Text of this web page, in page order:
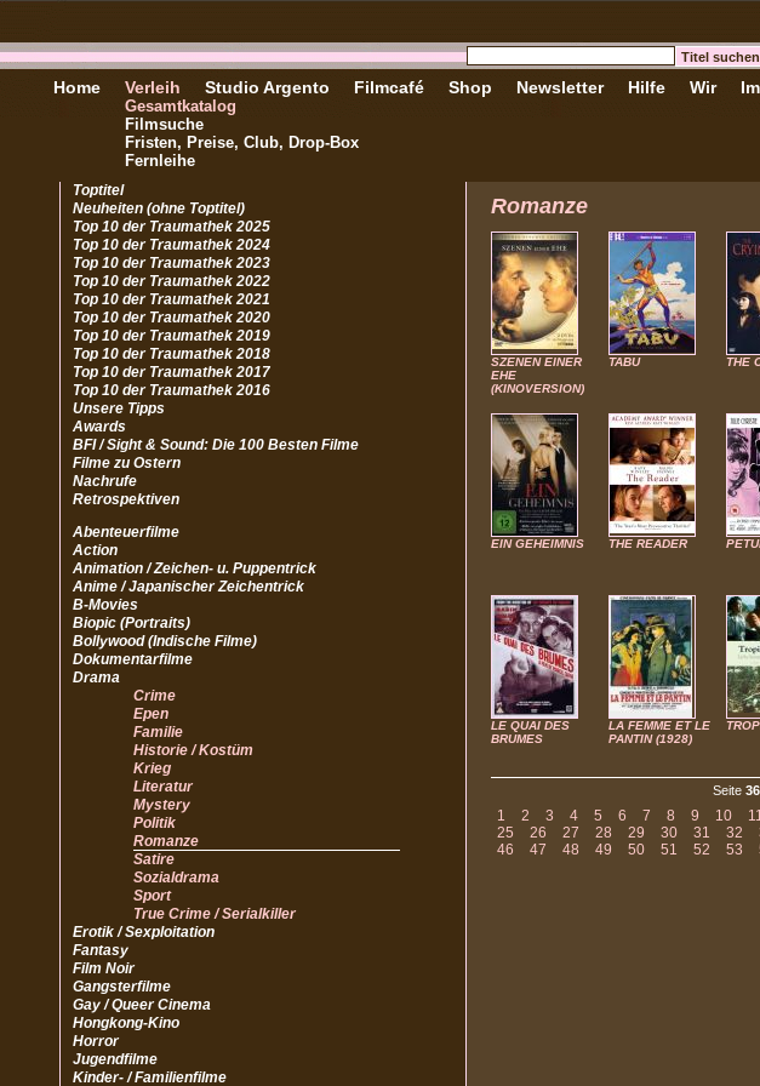
Home Verleih
Gesamtkatalog
Filmsuche
Fristen, Preise, Club, Drop-Box
Fernleihe
Studio Argento Filmcafé Shop Newsletter Hilfe Wir
Toptitel
Neuheiten (ohne Toptitel)
Top 10 der Traumathek 2025
Top 10 der Traumathek 2024
Top 10 der Traumathek 2023
Top 10 der Traumathek 2022
Top 10 der Traumathek 2021
Top 10 der Traumathek 2020
Top 10 der Traumathek 2019
Top 10 der Traumathek 2018
Top 10 der Traumathek 2017
Top 10 der Traumathek 2016
Unsere Tipps
Awards
BFI / Sight & Sound: Die 100 Besten Filme
Filme zu Ostern
Nachrufe
Retrospektiven
Abenteuerfilme
Action
Animation / Zeichen- u. Puppentrick
Anime / Japanischer Zeichentrick
B-Movies
Biopic (Portraits)
Bollywood (Indische Filme)
Dokumentarfilme
Drama
Crime
Epen
Familie
Historie / Kostüm
Krieg
Literatur
Mystery
Politik
Romanze
Satire
Sozialdrama
Sport
True Crime / Serialkiller
Erotik / Sexploitation
Fantasy
Film Noir
Gangsterfilme
Gay / Queer Cinema
Hongkong-Kino
Horror
Jugendfilme
Kinder- / Familienfilme
Romanze
SZENEN EINER
EHE
(KINOVERSION)
TABU THE
EIN GEHEIMNIS THE READER
LE QUAI DES
BRUMES
LA FEMME ET LE
PANTIN (1928)
Seite 36
1 2 3 4 5 6 7 8 9 10
25
26 27 28 29 30 31 32
46
47 48 49 50 51 52 53